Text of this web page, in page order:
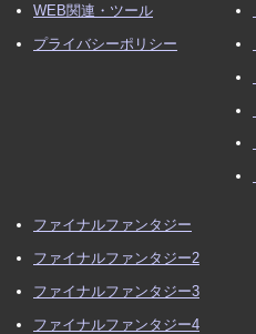
WEB関連・ツール
プライバシーポリシー
ファイナルファンタジー
ファイナルファンタジー2
ファイナルファンタジー3
ファイナルファンタジー4